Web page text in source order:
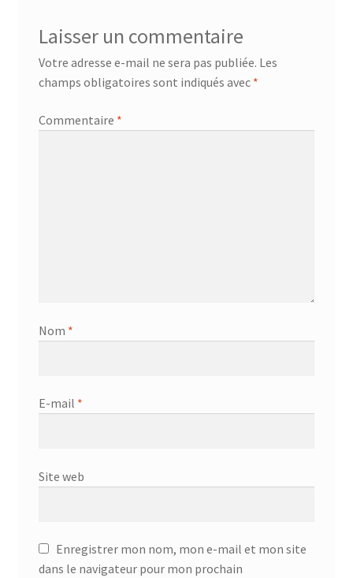
Laisser un commentaire
Votre adresse e-mail ne sera pas publiée. Les
champs obligatoires sont indiqués avec *
Commentaire *
Nom *
E-mail *
Site web
Enregistrer mon nom, mon e-mail et mon site
dans le navigateur pour mon prochain